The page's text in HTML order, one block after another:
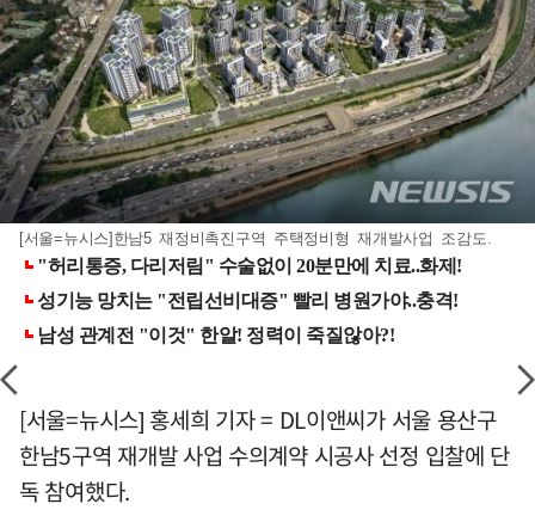
[서울=뉴시스]한남5 재정비촉진구역 주택정비형 재개발사업 조감도.
[서울=뉴시스] 홍세희 기자 = DL이앤씨가 서울 용산구
한남5구역 재개발 사업 수의계약 시공사 선정 입찰에 단
독 참여했다.